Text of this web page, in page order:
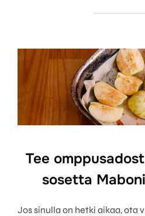
Tee
sosetta
Jos sinulla on hetki aikaa, ota